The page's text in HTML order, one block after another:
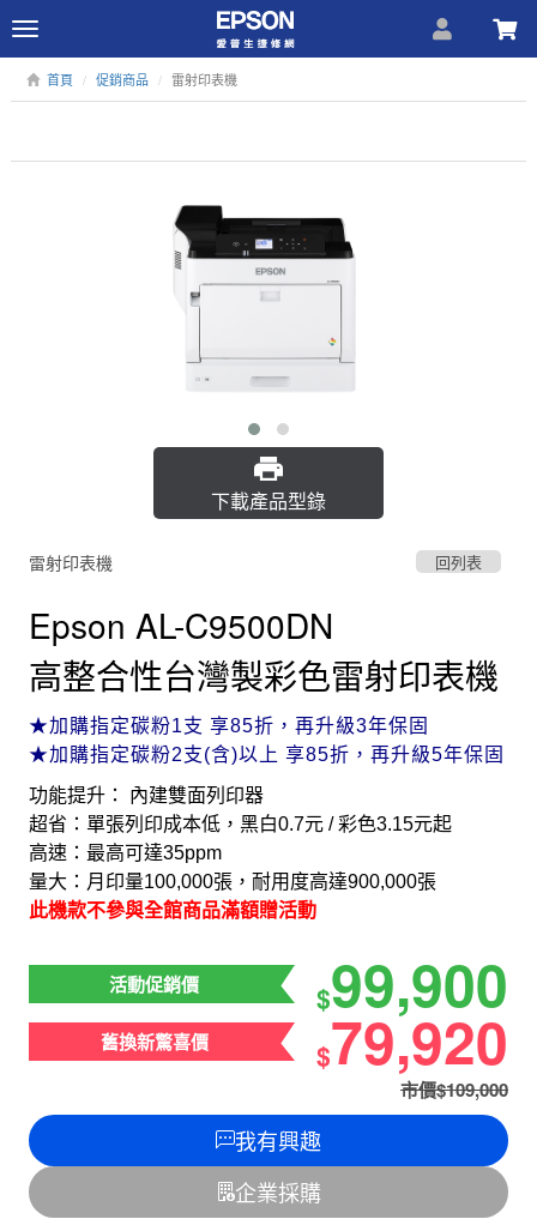
Toggle
navigation
首頁 促銷商品 雷射印表機
下載產品型錄
雷射印表機 回列表
Epson AL-C9500DN
高整合性台灣製彩色雷射印表機
★加購指定碳粉1支 享85折，再升級3年保固
★加購指定碳粉2支(含)以上 享85折，再升級5年保固
功能提升： 內建雙面列印器
超省：單張列印成本低，黑白0.7元 / 彩色3.15元起
高速：最高可達35ppm
量大：月印量100,000張，耐用度高達900,000張
此機款不參與全館商品滿額贈活動
活動促銷價 $99,900
舊換新驚喜價 $79,920
市價$109,000
我有興趣
企業採購